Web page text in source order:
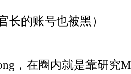
长的账号也被黑）
，在圈内就是靠研究